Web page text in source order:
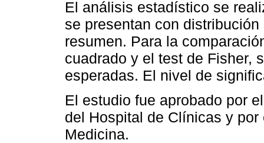
El análisis estadístico se
se presentan con
resumen. Para la
cuadrado y el test de Fisher,
esperadas. El nivel de
El estudio fue aprobado por
del Hospital de Clínicas y
Medicina.